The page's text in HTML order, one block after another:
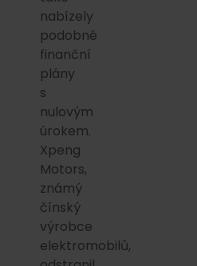
nabízely
podobné
finanční
plány
s
nulovým
úrokem.
Xpeng
Motors,
známý
čínský
výrobce
elektromobilů,